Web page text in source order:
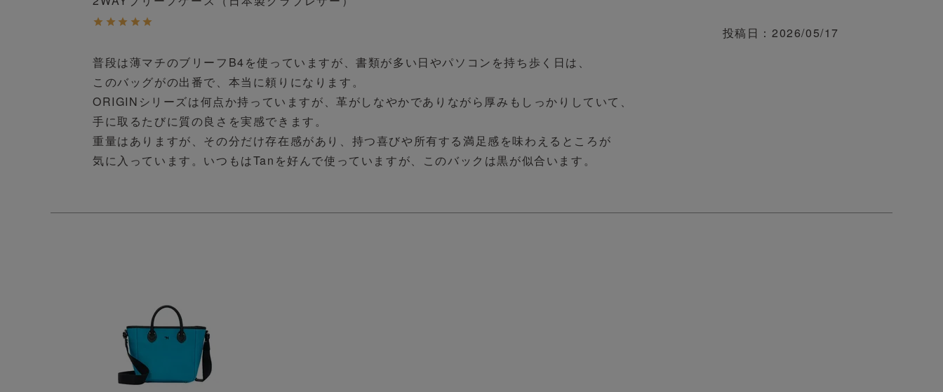
投稿日
2026/05/17
普段は薄マチのブリーフB4を使っていますが、書類が多い日やパソコンを持ち歩く日は、
このバッグがの出番で、本当に頼りになります。
ORIGINシリーズは何点か持っていますが、革がしなやかでありながら厚みもしっかりしていて、
手に取るたびに質の良さを実感できます。
重量はありますが、その分だけ存在感があり、持つ喜びや所有する満足感を味わえるところが
気に入っています。いつもはTanを好んで使っていますが、このバックは黒が似合います。